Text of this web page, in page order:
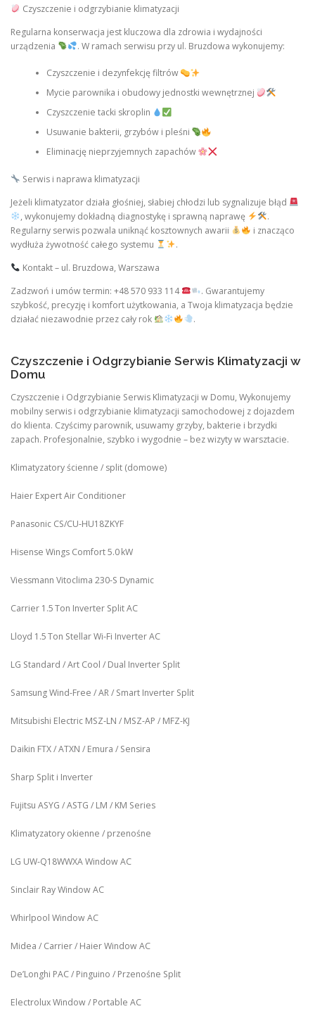
Czyszczenie i odgrzybianie klimatyzacji
Regularna konserwacja jest kluczowa dla zdrowia i wydajności
urządzenia
. W ramach serwisu przy ul. Bruzdowa wykonujemy:
Czyszczenie i dezynfekcję filtrów
Mycie parownika i obudowy jednostki wewnętrznej
Czyszczenie tacki skroplin
Usuwanie bakterii, grzybów i pleśni
Eliminację nieprzyjemnych zapachów
Serwis i naprawa klimatyzacji
Jeżeli klimatyzator działa głośniej, słabiej chłodzi lub sygnalizuje błąd
, wykonujemy dokładną diagnostykę i sprawną naprawę
.
Regularny serwis pozwala uniknąć kosztownych awarii
i znacząco
wydłuża żywotność całego systemu
.
Kontakt – ul. Bruzdowa, Warszawa
Zadzwoń i umów termin: +48 570 933 114
. Gwarantujemy
szybkość, precyzję i komfort użytkowania, a Twoja klimatyzacja będzie
działać niezawodnie przez cały rok
.
Czyszczenie i Odgrzybianie Serwis Klimatyzacji w
Domu
Czyszczenie i Odgrzybianie Serwis Klimatyzacji w Domu, Wykonujemy
mobilny serwis i odgrzybianie klimatyzacji samochodowej z dojazdem
do klienta. Czyścimy parownik, usuwamy grzyby, bakterie i brzydki
zapach. Profesjonalnie, szybko i wygodnie – bez wizyty w warsztacie.
Klimatyzatory ścienne / split (domowe)
Haier Expert Air Conditioner
Panasonic CS/CU‑HU18ZKYF
Hisense Wings Comfort 5.0 kW
Viessmann Vitoclima 230‑S Dynamic
Carrier 1.5 Ton Inverter Split AC
Lloyd 1.5 Ton Stellar Wi‑Fi Inverter AC
LG Standard / Art Cool / Dual Inverter Split
Samsung Wind-Free / AR / Smart Inverter Split
Mitsubishi Electric MSZ‑LN / MSZ‑AP / MFZ-KJ
Daikin FTX / ATXN / Emura / Sensira
Sharp Split i Inverter
Fujitsu ASYG / ASTG / LM / KM Series
Klimatyzatory okienne / przenośne
LG UW‑Q18WWXA Window AC
Sinclair Ray Window AC
Whirlpool Window AC
Midea / Carrier / Haier Window AC
De’Longhi PAC / Pinguino / Przenośne Split
Electrolux Window / Portable AC